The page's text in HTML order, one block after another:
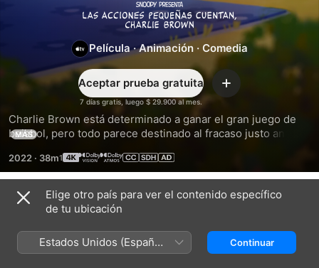
Snoopy
presenta:
las
acciones
pequeñas
cuentan,
Charlie
Brown
Película ·Animación · Comedia
7 días gratis, luego $ 29.900 al mes.
Aceptar prueba gratuita Agregar
Charlie Brown está determinado a ganar el gran juego de
beisbol, pero todo parece destinado al fracaso justo antes
flor en el montículo del lanzador y jura protegerla a
cualquier costo.
MÁS
2022 · 38m
Tráilers
Elige otro país para ver el contenido específico
de tu ubicación
Estados Unidos (Español
México)
Continuar